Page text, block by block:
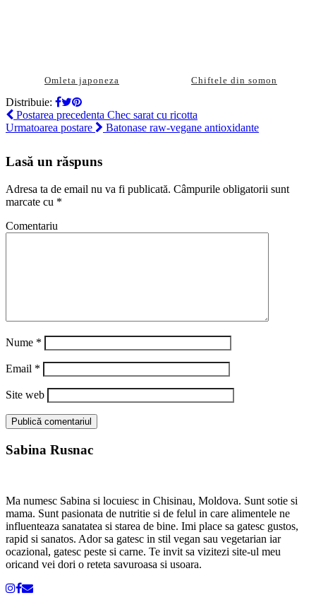
Omleta japoneza Chiftele din somon
Distribuie:
Postarea precedenta Chec sarat cu ricotta
Urmatoarea postare
Batonase raw-vegane antioxidante
Lasă un răspuns
Adresa ta de email nu va fi publicată. Câmpurile obligatorii sunt
marcate cu *
Comentariu
Nume *
Email *
Site web
Sabina Rusnac
Ma numesc Sabina si locuiesc in Chisinau, Moldova. Sunt sotie si
mama. Sunt pasionata de nutritie si de felul in care alimentele ne
influenteaza sanatatea si starea de bine. Imi place sa gatesc gustos,
rapid si sanatos. Ador sa gatesc in stil vegan sau vegetarian iar
ocazional, gatesc peste si carne. Te invit sa vizitezi site-ul meu
oricand vei dori o reteta savuroasa si usoara.